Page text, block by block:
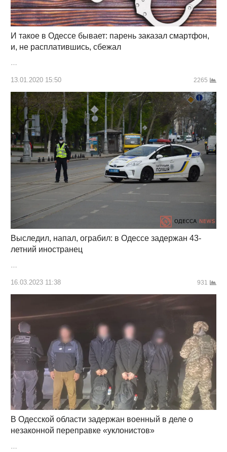
И такое в Одессе бывает: парень заказал смартфон,
и, не расплатившись, сбежал
13.01.2020 15:50 2265
Выследил, напал, ограбил: в Одессе задержан 43-
летний иностранец
16.03.2023 11:38 931
В Одесской области задержан военный в деле о
незаконной переправке «уклонистов»
…